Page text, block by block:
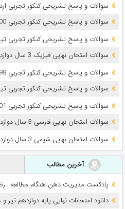
سوالات و پاسخ تشریحی کنکور تجربی اردیبهشت
سوالات و پاسخ تشریحی کنکور تجربی 1400
سوالات و پاسخ تشریحی کنکور تجربی تیر 1403 (نوبت
سوالات امتحان نهایی فیزیک 3 سال دوازدهم (1397 تا 1405)
سوالات و پاسخ تشریحی کنکور تجربی 98
سوالات و پاسخ تشریحی کنکور تجربی تیر 1402 (نوبت
سوالات و پاسخ تشریحی کنکور تجربی 1401
سوالات امتحان نهایی فارسی 3 سال دوازدهم (1397 تا 1405)
سوالات امتحان نهایی شیمی 3 سال دوازدهم (1397 تا 1405)
آخرین مطالب
پادکست مدیریت ذهن هنگام مطالعه |
دانلود امتحانات نهایی پایه دوازدهم تیر و